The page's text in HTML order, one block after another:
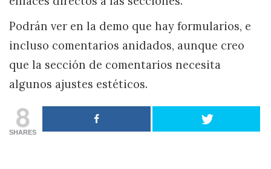
Podrán ver en la demo que hay formularios, e
incluso comentarios anidados, aunque creo
que la sección de comentarios necesita
algunos ajustes estéticos.
8
SHARES